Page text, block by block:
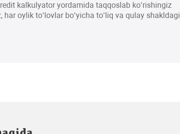
kalkulyator yordamida taqqoslab ko‘rishingiz
oylik to‘lovlar bo‘yicha to‘liq va qulay shakldagi